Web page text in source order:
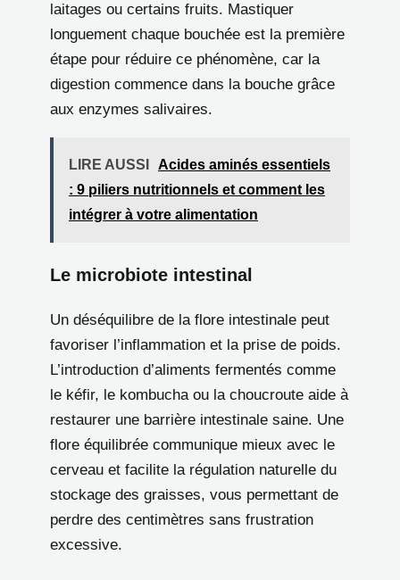
laitages ou certains fruits. Mastiquer
longuement chaque bouchée est la première
étape pour réduire ce phénomène, car la
digestion commence dans la bouche grâce
aux enzymes salivaires.
LIRE AUSSI
Acides aminés essentiels
: 9 piliers nutritionnels et comment les
intégrer à votre alimentation
Le microbiote intestinal
Un déséquilibre de la flore intestinale peut
favoriser l’inflammation et la prise de poids.
L’introduction d’aliments fermentés comme
le kéfir, le kombucha ou la choucroute aide à
restaurer une barrière intestinale saine. Une
flore équilibrée communique mieux avec le
cerveau et facilite la régulation naturelle du
stockage des graisses, vous permettant de
perdre des centimètres sans frustration
excessive.